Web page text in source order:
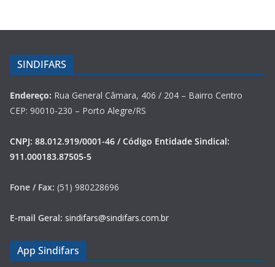
SINDIFARS
Endereço: Rua General Câmara, 406 / 204 – Bairro Centro
CEP: 90010-230 – Porto Alegre/RS
CNPJ: 88.012.919/0001-46 / Código Entidade Sindical:
911.000183.87505-5
Fone / Fax: (51) 980228696
E-mail Geral: sindifars@sindifars.com.br
App Sindifars